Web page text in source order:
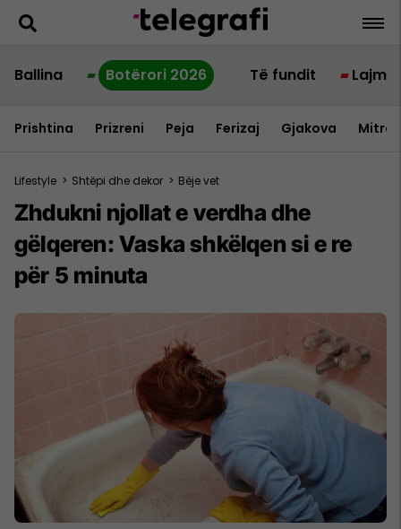
Ballina Botërori 2026 Të fundit Lajme
Prishtina Prizreni Peja Ferizaj Gjakova
Lifestyle > Shtëpi dhe dekor > Bëje vet
Zhdukni njollat e verdha dhe
gëlqeren: Vaska shkëlqen si e re
për 5 minuta